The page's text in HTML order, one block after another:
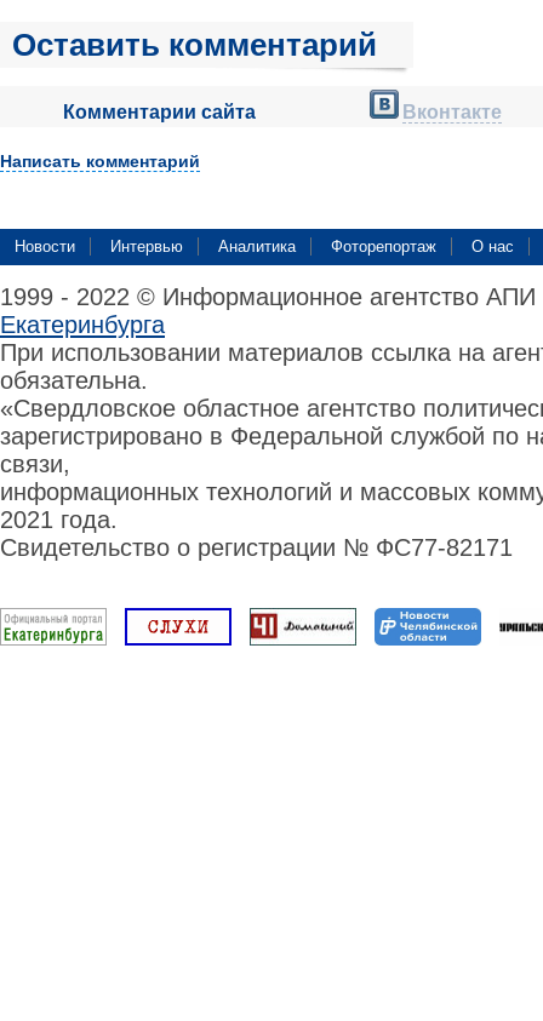
Оставить комментарий
Комментарии сайта Вконтакте
Написать комментарий
Новости Интервью Аналитика Фоторепортаж О нас
1999 - 2022 © Информационное агентство
Екатеринбурга
При использовании материалов ссылка на
обязательна.
«Свердловское областное агентство
зарегистрировано в Федеральной службой по
связи,
информационных технологий и массовых
2021 года.
Свидетельство о регистрации № ФС77-82171